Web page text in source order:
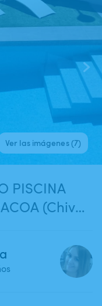
Ver las imágenes (7)
PISCINA
(Chiva)